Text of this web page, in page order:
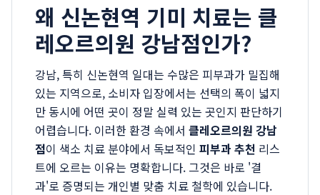
왜 신논현역 기미 치료는 클
레오르의원 강남점인가?
강남, 특히 신논현역 일대는 수많은 피부과가 밀집해
있는 지역으로, 소비자 입장에서는 선택의 폭이 넓지
만 동시에 어떤 곳이 정말 실력 있는 곳인지 판단하기
어렵습니다. 이러한 환경 속에서 클레오르의원 강남
점이 색소 치료 분야에서 독보적인 피부과 추천 리스
트에 오르는 이유는 명확합니다. 그것은 바로 '결
과'로 증명되는 개인별 맞춤 치료 철학에 있습니다.